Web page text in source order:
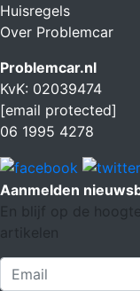
Huisregels
Over Problemcar
Problemcar.nl
KvK: 02039474
[email protected]
06 1995 4278
Aanmelden
En blijf op de
artikelen